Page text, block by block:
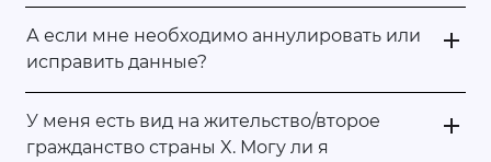
А если мне необходимо аннулировать или
исправить данные?
У меня есть вид на жительство/второе
гражданство страны X. Могу ли я